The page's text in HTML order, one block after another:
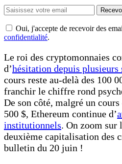
Oui, j'accepte de recevoir des
confidentialité.
Le roi des cryptomonnaies
d’hésitation depuis plusieurs
cours reste au-delà des 100
franchir le chiffre rond
De son côté, malgré un
500 $, Ethereum continue d’
institutionnels. On zoom sur
deuxième capitalisation des
bulletin du 20 juin !